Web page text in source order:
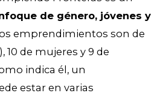
de género, jóvenes y
emprendimientos son de
10 de mujeres y 9 de
indica él, un
estar en varias